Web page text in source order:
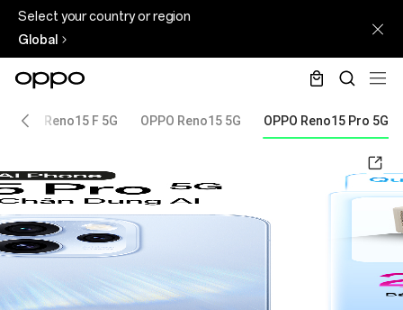
Select your country or region
Global
OPPO Reno15 F 5G OPPO Reno15 5G OPPO Reno15 Pro 5G